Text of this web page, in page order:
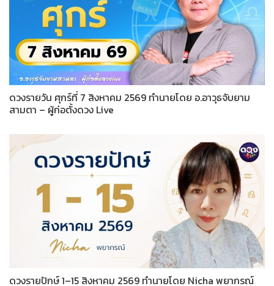
ดวงรายวัน ศุกร์ที่ 7 สิงหาคม 2569 ทำนายโดย อ.อาวุธจับยาม
สามตา – ผู้ก่อตั้งดวง Live
ดวงรายปักษ์ 1–15 สิงหาคม 2569 ทำนายโดย Nicha พยากรณ์